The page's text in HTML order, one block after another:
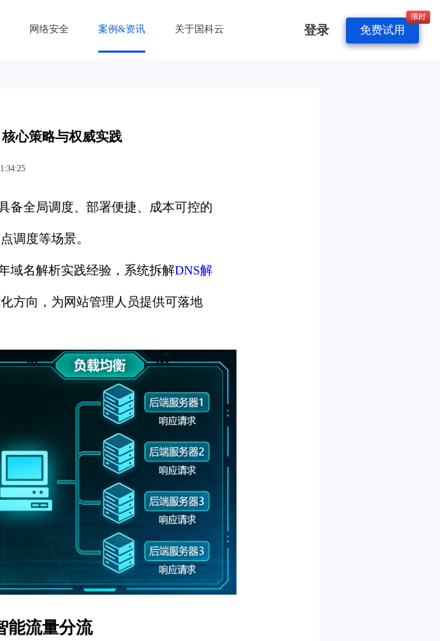
网络安全 案例&资讯 关于国科云 登录 免费试用
心策略与权威实践
备全局调度、部署便捷、成本可控的
调度等场景。
域名解析实践经验，系统拆解DNS解
方向，为网站管理人员提供可落地
能流量分流